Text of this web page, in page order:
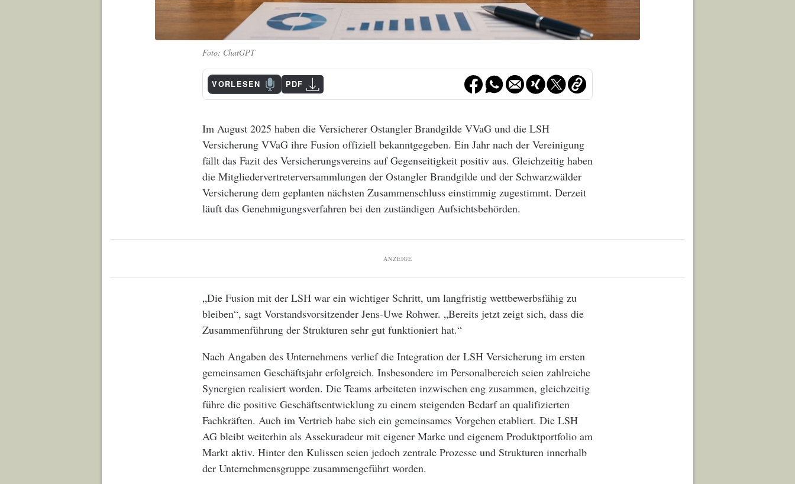
ChatGPT
VORLESEN PDF
Im August 2025 haben die Versicherer Ostangler Brandgilde VVaG und die LSH
Versicherung VVaG ihre Fusion offiziell bekanntgegeben. Ein Jahr nach der Vereinigung
fällt das Fazit des Versicherungsvereins auf Gegenseitigkeit positiv aus. Gleichzeitig haben
die Mitgliedervertreterversammlungen der Ostangler Brandgilde und der Schwarzwälder
Versicherung dem geplanten nächsten Zusammenschluss einstimmig zugestimmt. Derzeit
läuft das Genehmigungsverfahren bei den zuständigen Aufsichtsbehörden.
ANZEIGE
„Die Fusion mit der LSH war ein wichtiger Schritt, um langfristig wettbewerbsfähig zu
bleiben“, sagt Vorstandsvorsitzender Jens-Uwe Rohwer. „Bereits jetzt zeigt sich, dass die
Zusammenführung der Strukturen sehr gut funktioniert hat.“
Nach Angaben des Unternehmens verlief die Integration der LSH Versicherung im ersten
gemeinsamen Geschäftsjahr erfolgreich. Insbesondere im Personalbereich seien zahlreiche
Synergien realisiert worden. Die Teams arbeiteten inzwischen eng zusammen, gleichzeitig
führe die positive Geschäftsentwicklung zu einem steigenden Bedarf an qualifizierten
Fachkräften. Auch im Vertrieb habe sich ein gemeinsames Vorgehen etabliert. Die LSH
AG bleibt weiterhin als Assekuradeur mit eigener Marke und eigenem Produktportfolio am
Markt aktiv. Hinter den Kulissen seien jedoch zentrale Prozesse und Strukturen innerhalb
der Unternehmensgruppe zusammengeführt worden.